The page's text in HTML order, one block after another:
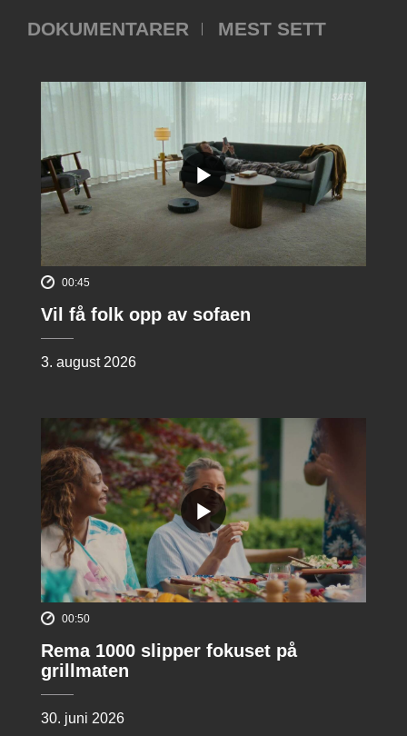
DOKUMENTARER
MEST SETT
00:45
Vil få folk opp av sofaen
3. august 2026
00:50
Rema 1000 slipper fokuset på
grillmaten
30. juni 2026